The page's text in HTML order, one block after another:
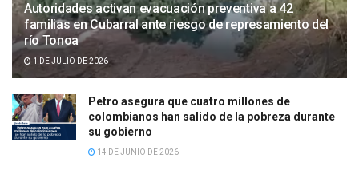
Autoridades activan evacuación preventiva a 42
familias en Cubarral ante riesgo de represamiento del
río Tonoa
1 DE JULIO DE 2026
Petro asegura que cuatro millones de
colombianos han salido de la pobreza durante
su gobierno
14 DE JUNIO DE 2026